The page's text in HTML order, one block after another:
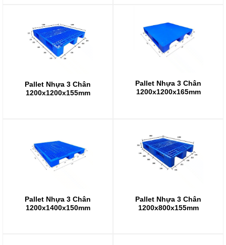
Pallet Nhựa 3 Chân
1200x1200x155mm
Pallet Nhựa 3 Chân
1200x1200x165mm
Pallet Nhựa 3 Chân
1200x1400x150mm
Pallet Nhựa 3 Chân
1200x800x155mm